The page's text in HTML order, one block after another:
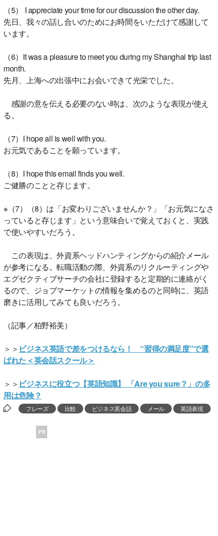
（5） I appreciate your time for our discussion the other day.
先日、我々の話し合いのためにお時間をいただけて感謝して
います。
（6）It was a pleasure to meet you during my Shanghai trip last
month.
先月、上海への出張中にお会いできて光栄でした。
感謝の意を伝える必要のない時は、次のような表現が使え
る。
（7）I hope all is well with you.
お元気であることを願っています。
（8）I hope this email finds you well.
ご健勝のことと存じます。
※（7）（8）は「お変わりございませんか？」「お元気になさ
っていると存じます」という意味合いで覚えておくと、実践
で使いやすいだろう。
この表現は、外資系ヘッドハンティングからの紹介メール
が参考になる。転職活動の際、外資系のリクルーティングや
エグゼクティブサーチの会社に登録すると定期的に連絡がく
るので、ジョブマーケットの情報を集めるのと同時に、英語
磨きに活用してみても良いだろう。
（記事／柏野裕美）
＞＞ ビジネス英語で差をつけるなら！ “習得の満足度”で選
ばれた＜英会話スクール＞
＞＞ ビジネスに役立つ【英語知識】 「Are you sure？」の多
用は危険？
フレーズ 比較 ビジネス英会話 メール 英語表現
PR